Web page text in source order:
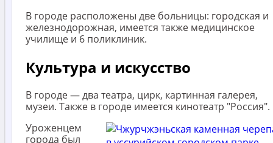
В городе расположены две больницы: городская и
железнодорожная, имеется также медицинское
училище и 6 поликлиник.
Культура и искусство
В городе — два театра, цирк, картинная галерея,
музеи. Также в городе имеется кинотеатр "Россия".
Уроженцем
города был